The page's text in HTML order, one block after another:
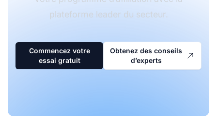
plateforme leader du secteur.
Commencez votre
essai gratuit
Obtenez des conseils
d’experts